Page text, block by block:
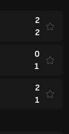
2
2
0
1
2
1